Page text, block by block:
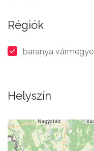
Régiók
baranya vármegye
Helyszín